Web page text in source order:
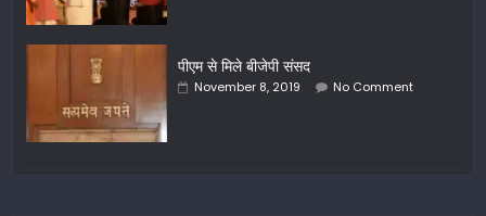
पीएम से मिले बीजेपी संसद
November 8, 2019 No Comment